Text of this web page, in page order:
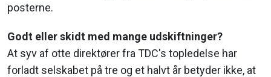
posterne.
Godt eller skidt med mange udskiftninger?
At syv af otte direktører fra TDC's topledelse har
forladt selskabet på tre og et halvt år betyder ikke, at